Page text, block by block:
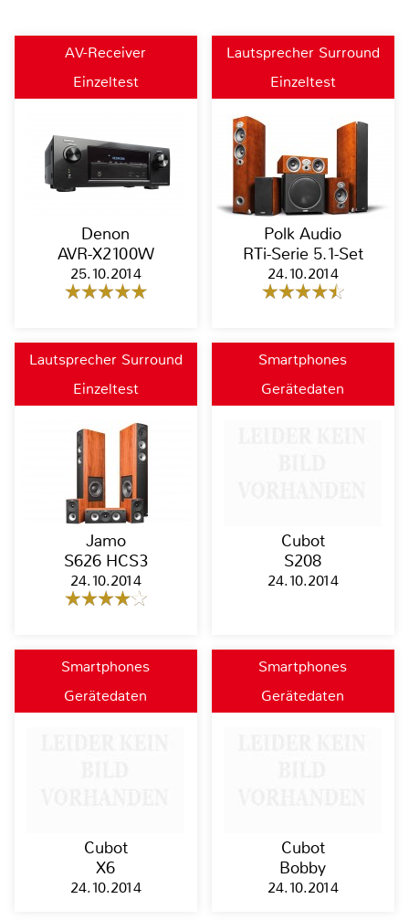
AV-Receiver
Einzeltest
Denon
AVR-X2100W
25.10.2014
Lautsprecher Surround
Einzeltest
Polk Audio
RTi-Serie 5.1-Set
24.10.2014
Lautsprecher Surround
Einzeltest
Jamo
S626 HCS3
24.10.2014
Smartphones
Gerätedaten
Cubot
S208
24.10.2014
Smartphones
Gerätedaten
Cubot
X6
24.10.2014
Smartphones
Gerätedaten
Cubot
Bobby
24.10.2014